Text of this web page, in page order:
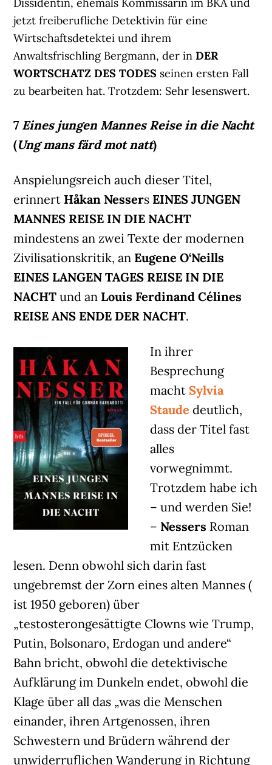
jetzt freiberufliche Detektivin für eine
Wirtschaftsdetektei und ihrem
Anwaltsfrischling Bergmann, der inDER
WORTSCHATZ DES TODES seinen ersten Fall
zu bearbeiten hat. Trotzdem: Sehr lesenswert.
7 Eines jungen Mannes Reise in die Nacht
(Ung mans färd mot natt)
Anspielungsreich auch dieser Titel,
erinnert Håkan Nessers EINES JUNGEN
MANNES REISE IN DIE NACHT
mindestens an zwei Texte der modernen
Zivilisationskritik, an Eugene O‘Neills
EINES LANGEN TAGES REISE IN DIE
NACHT und an Louis Ferdinand Célines
REISE ANS ENDE DER NACHT.
In ihrer
Besprechung
macht Sylvia
Staude deutlich,
dass der Titel fast
alles
vorwegnimmt.
Trotzdem habe ich
– und werden Sie!
– Nessers Roman
mit Entzücken
lesen. Denn obwohl sich darin fast
ungebremst der Zorn eines alten Mannes (
ist 1950 geboren) über
„testosterongesättigte Clowns wie Trump,
Putin, Bolsonaro, Erdogan und andere“
Bahn bricht, obwohl die detektivische
Aufklärung im Dunkeln endet, obwohl die
Klage über all das „was die Menschen
einander, ihren Artgenossen, ihren
Schwestern und Brüdern während der
unwiderruflichen Wanderung in Richtung